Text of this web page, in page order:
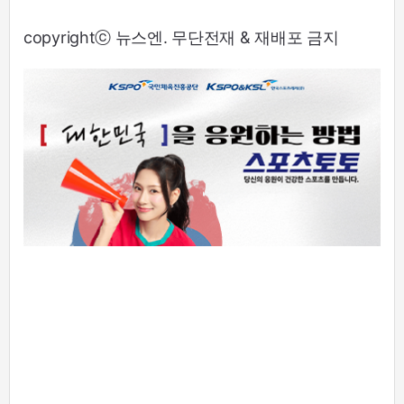
copyrightⓒ 뉴스엔. 무단전재 & 재배포 금지